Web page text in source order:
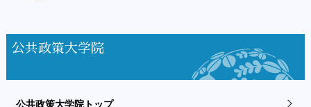
公共政策大学院
公共政策大学院トップ